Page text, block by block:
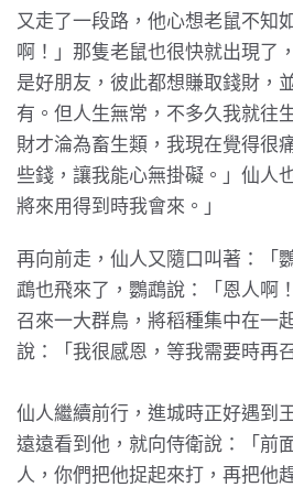
又走了一段路，他心想老鼠不知
啊！」那隻老鼠也很快就出現了
是好朋友，彼此都想賺取錢財，
有。但人生無常，不多久我就往
財才淪為畜生類，我現在覺得很
些錢，讓我能心無掛礙。」仙人
將來用得到時我會來。」
再向前走，仙人又隨口叫著：「
鵡也飛來了，鸚鵡說：「恩人啊
召來一大群鳥，將稻種集中在一
說：「我很感恩，等我需要時再
仙人繼續前行，進城時正好遇到
遠遠看到他，就向侍衛說：「前
人，你們把他捉起來打，再把他